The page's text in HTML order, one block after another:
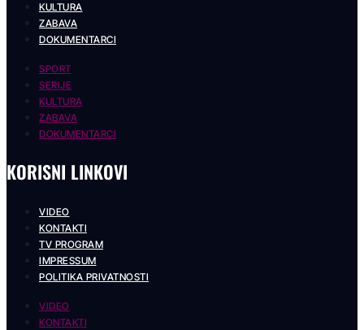
KULTURA
ZABAVA
DOKUMENTARCI
SPORT
SERIJE
KULTURA
ZABAVA
DOKUMENTARCI
KORISNI LINKOVI
VIDEO
KONTAKTI
TV PROGRAM
IMPRESSUM
POLITIKA PRIVATNOSTI
VIDEO
KONTAKTI